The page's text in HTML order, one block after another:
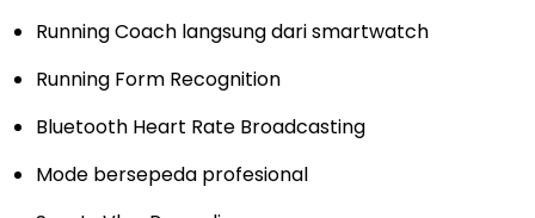
Running Coach langsung dari smartwatch
Running Form Recognition
Bluetooth Heart Rate Broadcasting
Mode bersepeda profesional